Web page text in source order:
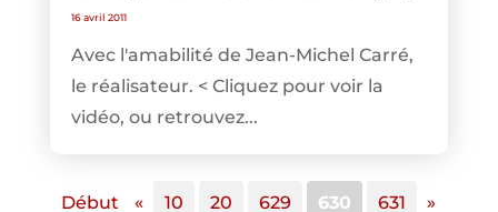
16 avril 2011
Avec l'amabilité de Jean-Michel Carré,
le réalisateur. < Cliquez pour voir la
vidéo, ou retrouvez...
Début « 10 20 629 630 631 »